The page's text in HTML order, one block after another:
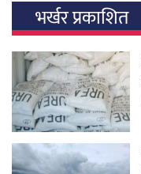
भर्खर प्रकाशित